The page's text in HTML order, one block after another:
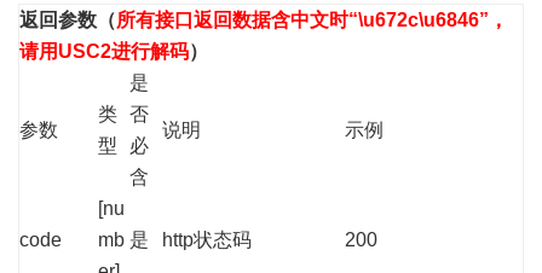
返回参数 （所有接口返回数据含中文时“\u672c\u6846”，
请用USC2进行解码）
参数
类
型
是
否
必
含
说明 示例
code
[nu
mb 是 http状态码 200